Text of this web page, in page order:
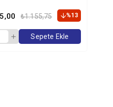
2kg
₺1.155,75 %13
Sepete Ekle